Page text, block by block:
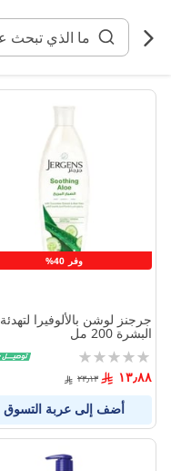
المحتوى
وفر 40%
جرجنز لوشن بالألوفيرا لتهدئة
البشرة 200 مل
Rating:
0%
١٣٫٨٨ ٢٣٫١٣
أضف إلى عربة التسوق